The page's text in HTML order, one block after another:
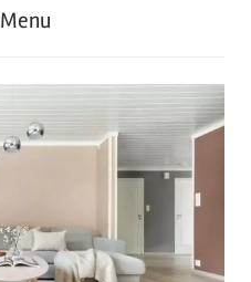
Menu